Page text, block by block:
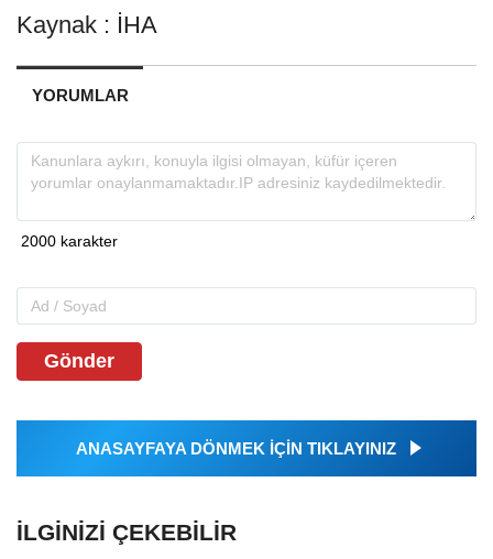
Kaynak : İHA
YORUMLAR
Gönder
ANASAYFAYA DÖNMEK İÇİN TIKLAYINIZ
İLGINIZI ÇEKEBILIR